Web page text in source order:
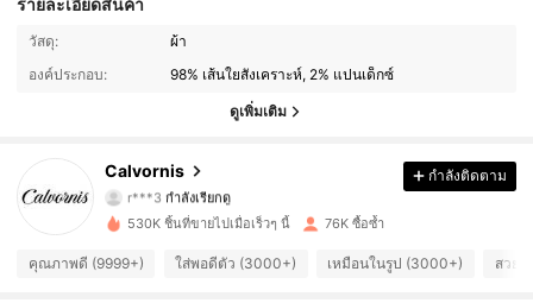
รายละเอียดสินค้า
วัสดุ:
ผ้า
องค์ประกอบ:
98% เส้นใยสังเคราะห์, 2% แปนเด็กซ์
ดูเพิ่มเติม
Calvornis
17K ผู้ติดตาม
4.76
17K ผู้ติดตาม
4.76 17K ผู้ติดตาม
กำลังติดตาม
530K ชิ้นที่ขายไปเมื่อเร็วๆ นี้ 76K ซื้อซ้ำ
คุณภาพดี (9999+) ใส่พอดีตัว (3000+) เหมือนในรูป (3000+) สวย